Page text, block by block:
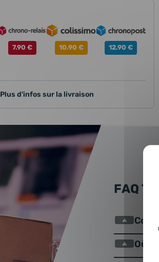
7.90 € 10.90 € 12.90 €
Plus d'infos sur la livraison
FAQ
Où